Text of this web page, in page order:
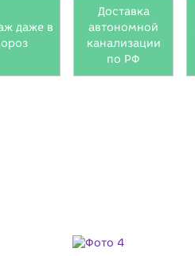
даже в
Доставка
автономной
канализации
по РФ